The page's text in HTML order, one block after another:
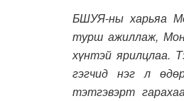
БШУЯ-ны харьяа
турш ажиллаж,
хүнтэй ярилцлаа.
гэгчид нэг л
тэтгэвэрт